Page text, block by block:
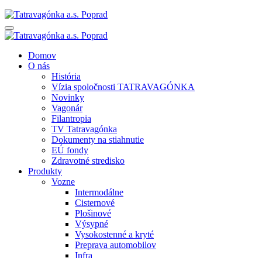
Domov
O nás
História
Vízia spoločnosti TATRAVAGÓNKA
Novinky
Vagonár
Filantropia
TV Tatravagónka
Dokumenty na stiahnutie
EÚ fondy
Zdravotné stredisko
Produkty
Vozne
Intermodálne
Cisternové
Plošinové
Výsypné
Vysokostenné a kryté
Preprava automobilov
Infra